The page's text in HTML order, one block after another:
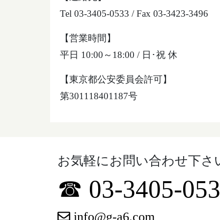
Tel 03-3405-0533 / Fax 03-3423-3496
【営業時間】
平日 10:00～18:00 / 日･祝 休
【東京都公安委員会許可】
第301118401187号
お気軽にお問い合わせ下さ
☎ 03-3405-
info@g-a6.com